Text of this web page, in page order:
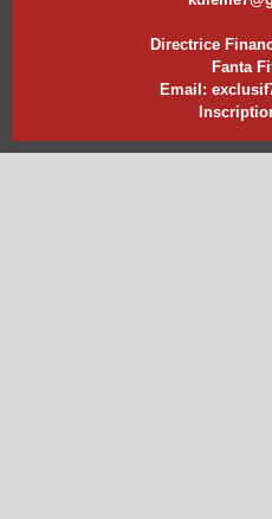
Directrice
Fanta
Email: